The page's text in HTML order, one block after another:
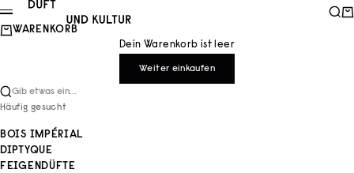
Zum Inhalt springen
Duft und Kultur
Menü
WARENKORB
Dein Warenkorb ist leer
Weiter einkaufen
Gib etwas ein...
Häufig gesucht
BOIS IMPÉRIAL
DIPTYQUE
FEIGENDÜFTE